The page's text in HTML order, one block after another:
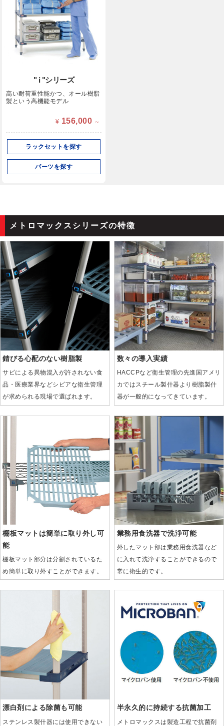
" i "シリーズ
高い耐荷重性能かつ、オール樹脂
製という高機能モデル
¥ 156,000 ～
ラックセットを探す
パーツを探す
メトロマックスシリーズの特徴
錆びる心配のない樹脂製
サビによる異物混入が許されない食
品・医療業界などシビアな衛生管理
が求められる現場で選ばれます。
数々の導入実績
HACCPなど衛生管理の先進国アメリ
カではスチール製什器より樹脂製什
器が一般的になってきています。
棚板マットは簡単に取り外し可
能
棚板マット部分は分割されているた
め簡単に取り外すことができます。
業務用食洗器で洗浄可能
外したマット部は業務用食洗器など
に入れて洗浄することができるので
常に衛生的です。
漂白剤による除菌も可能
ステンレス製什器には使用できない
半永久的に持続する抗菌加工
メトロマックスは製造工程で抗菌剤